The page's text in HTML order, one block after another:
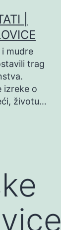
|
mudre
trag
izreke o
životu…